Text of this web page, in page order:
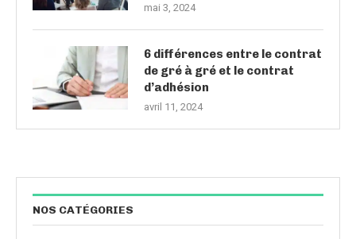
mai 3, 2024
6 différences entre le contrat
de gré à gré et le contrat
d’adhésion
avril 11, 2024
NOS CATÉGORIES